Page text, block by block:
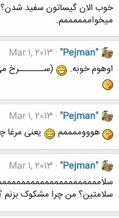
خوب الان گیساتون سفید
میخواممممممم.
"Pejman"
Mar 1, 2013
اوهوم خوبه.
(ســـــــرخ
"Pejman"
Mar 1, 2013
هوووممممم
یعنی مرغا
"Pejman"
Mar 1, 2013
سلامتین؟ من چرا مشکوک بزنم